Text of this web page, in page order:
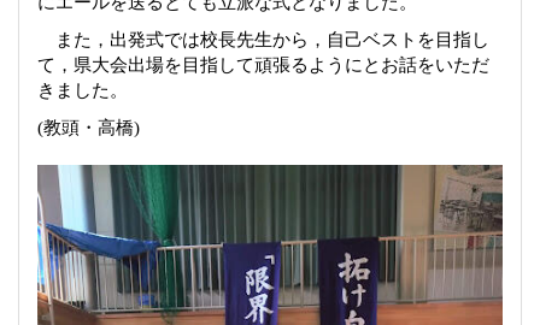
また，出発式では校長先生から，自己ベストを目指し
て，県大会出場を目指して頑張るようにとお話をいただ
きました。
(教頭・高橋)